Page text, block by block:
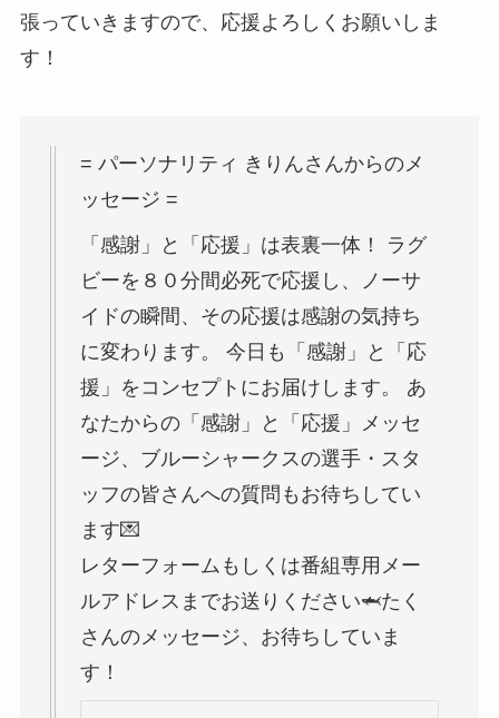
張っていきますので、応援よろしくお願いしま
す！
= パーソナリティ きりんさんからのメ
ッセージ =
「感謝」と「応援」は表裏一体！ ラグ
ビーを８０分間必死で応援し、ノーサ
イドの瞬間、その応援は感謝の気持ち
に変わります。 今日も「感謝」と「応
援」をコンセプトにお届けします。 あ
なたからの「感謝」と「応援」メッセ
ージ、ブルーシャークスの選手・スタ
ッフの皆さんへの質問もお待ちしてい
ます💌
レターフォームもしくは番組専用メー
ルアドレスまでお送りください🦈たく
さんのメッセージ、お待ちしていま
す！